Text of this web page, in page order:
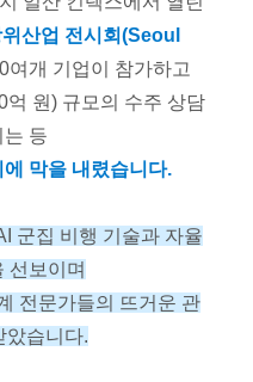
산업 전시회(Seoul
여개 기업이 참가하고
억 원) 규모의 수주 상담
는 등
막을 내렸습니다.
군집 비행 기술과 자율
선보이며
전문가들의 뜨거운 관
았습니다.